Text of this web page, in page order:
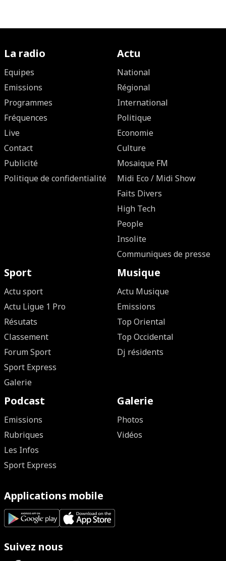
La radio
Equipes
Emissions
Programmes
Fréquences
Live
Contact
Publicité
Politique de confidentialité
Actu
National
Régional
International
Politique
Economie
Culture
Mosaique FM
Midi Eco / Midi Show
Faits Divers
High Tech
People
Insolite
Communiques de presse
Sport
Actu sport
Actu Ligue 1 Pro
Résutats
Classement
Forum Sport
Sport Express
Galerie
Musique
Actu Musique
Emissions
Top Oriental
Top Occidental
Dj résidents
Podcast
Emissions
Rubriques
Les Infos
Sport Express
Galerie
Photos
Vidéos
Applications mobile
Suivez nous